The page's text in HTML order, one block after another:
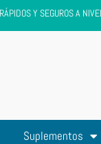
Y SEGUROS A
Suplementos